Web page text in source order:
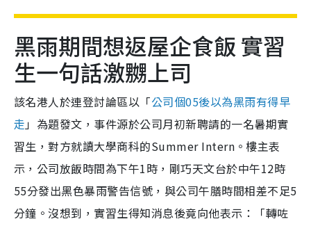
黑雨期間想返屋企食飯 實習
生一句話激嬲上司
該名港人於連登討論區以「公司個05後以為黑雨有得早
走」為題發文，事件源於公司月初新聘請的一名暑期實
習生，對方就讀大學商科的Summer Intern。樓主表
示，公司放飯時間為下午1時，剛巧天文台於中午12時
55分發出黑色暴雨警告信號，與公司午膳時間相差不足5
分鐘。沒想到，實習生得知消息後竟向他表示：「轉咗